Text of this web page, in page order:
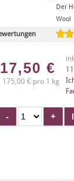
Der
Wool
17,50 €
175,00 € pro 1 kg